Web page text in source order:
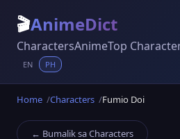
🎬AnimeDict
CharactersAnimeTop
EN PH
Home Characters Fumio Doi
← Bumalik sa Characters